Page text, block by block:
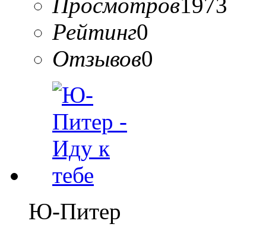
Рейтинг0
Отзывов0
Ю-Питер